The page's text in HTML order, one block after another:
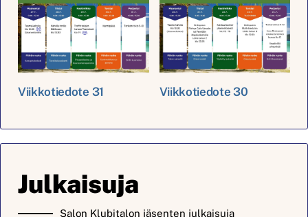
Viikkotiedote 31 Viikkotiedote 30
Julkaisuja
Salon Klubitalon jäsenten julkaisuja